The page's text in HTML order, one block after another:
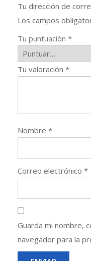
Tu dirección de
Los campos
Tu puntuación *
Tu valoración *
Nombre *
Correo electrónico *
Guarda mi nombre,
navegador para la